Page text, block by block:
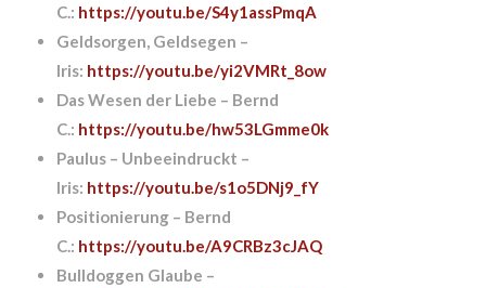
C.: https://youtu.be/S4y1assPmqA
Geldsorgen, Geldsegen –
Iris: https://youtu.be/yi2VMRt_8ow
Das Wesen der Liebe – Bernd
C.: https://youtu.be/hw53LGmme0k
Paulus – Unbeeindruckt –
Iris: https://youtu.be/s1o5DNj9_fY
Positionierung – Bernd
C.: https://youtu.be/A9CRBz3cJAQ
Bulldoggen Glaube –